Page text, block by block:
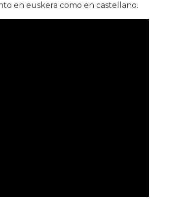
en euskera como en castellano.